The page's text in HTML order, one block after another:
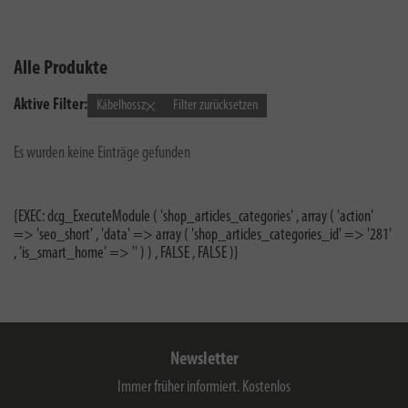
Alle Produkte
Aktive Filter: Kábelhossz Filter zurücksetzen
Es wurden keine Einträge gefunden
{EXEC: dcg_ExecuteModule ( 'shop_articles_categories' , array ( 'action'
=> 'seo_short' , 'data' => array ( 'shop_articles_categories_id' => '281'
, 'is_smart_home' => '' ) ) , FALSE , FALSE )}
Newsletter
Immer früher informiert. Kostenlos